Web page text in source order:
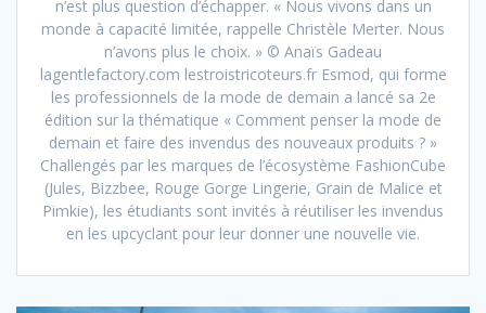
n’est plus question d’échapper. « Nous vivons dans un
monde à capacité limitée, rappelle Christèle Merter. Nous
n’avons plus le choix. » © Anaïs Gadeau
lagentlefactory.com lestroistricoteurs.fr Esmod, qui forme
les professionnels de la mode de demain a lancé sa 2e
édition sur la thématique « Comment penser la mode de
demain et faire des invendus des nouveaux produits ? »
Challengés par les marques de l’écosystème FashionCube
(Jules, Bizzbee, Rouge Gorge Lingerie, Grain de Malice et
Pimkie), les étudiants sont invités à réutiliser les invendus
en les upcyclant pour leur donner une nouvelle vie.